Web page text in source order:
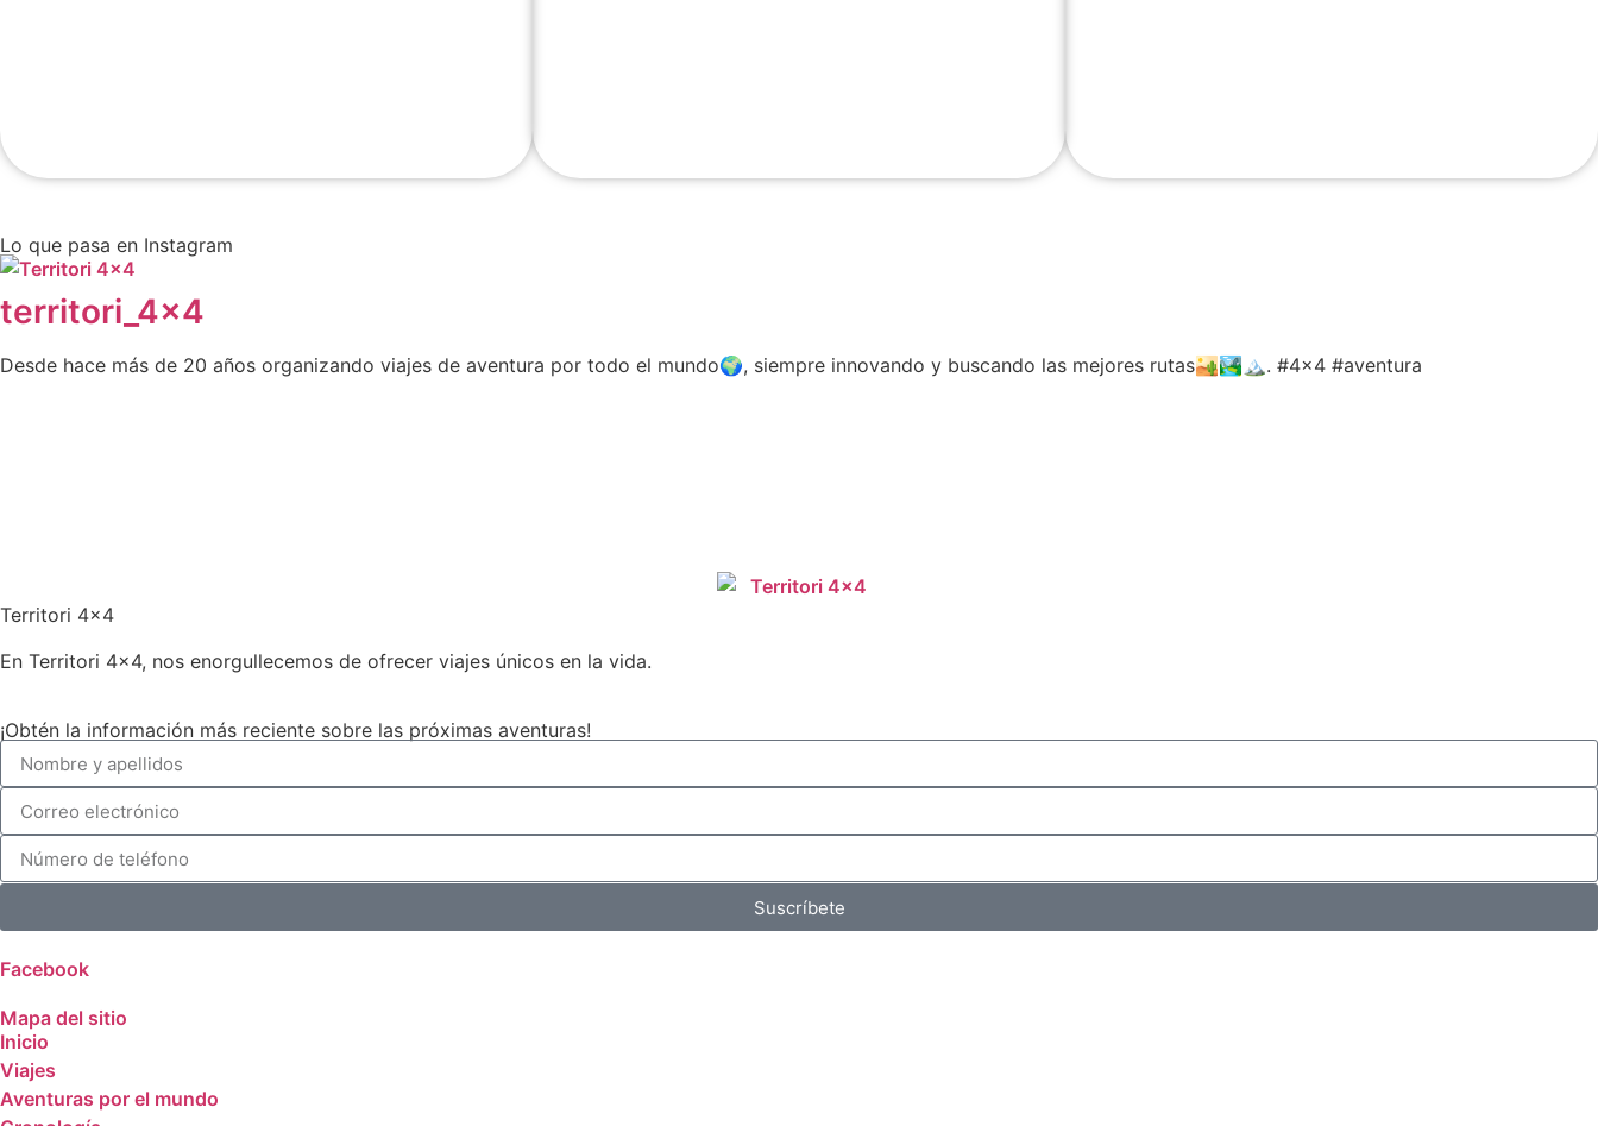
Lo que pasa en Instagram
territori_4x4
Desde hace más de 20 años organizando viajes de aventura por todo el mundo🌍, siempre innovando y buscando las mejores rutas🏜️🏞️🏔️. #4x4 #aventura
Territori 4×4
En Territori 4×4, nos enorgullecemos de ofrecer viajes únicos en la vida.
¡Obtén la información más reciente sobre las próximas aventuras!
Suscríbete
Facebook
Mapa del sitio
Inicio
Viajes
Aventuras por el mundo